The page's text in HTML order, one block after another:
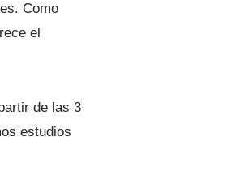
Como
el
de las 3
estudios